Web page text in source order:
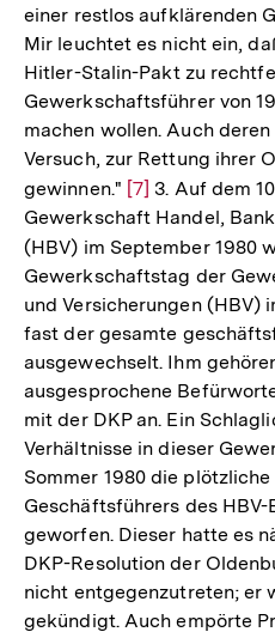
einer restlos aufklärenden
Mir leuchtet es nicht ein,
Hitler-Stalin-Pakt zu
Gewerkschaftsführer von
machen wollen. Auch
Versuch, zur Rettung ihrer
gewinnen." Zur
Auflösung
der
Fußnote
[7] 3. Auf dem
Gewerkschaft Handel,
(HBV) im September 1980
Gewerkschaftstag der
und Versicherungen (HBV)
fast der gesamte
ausgewechselt. Ihm
ausgesprochene
mit der DKP an. Ein
Verhältnisse in dieser
Sommer 1980 die
Geschäftsführers des HBV-
geworfen. Dieser hatte es
DKP-Resolution der
nicht entgegenzutreten; er
gekündigt. Auch empörte